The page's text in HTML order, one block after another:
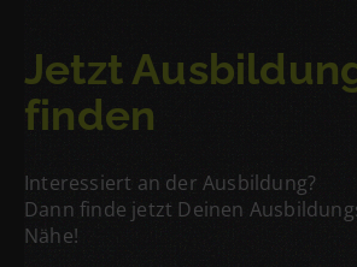
Jetzt
finden
Interessiert an der Ausbildung?
Dann finde jetzt Deinen
Nähe!